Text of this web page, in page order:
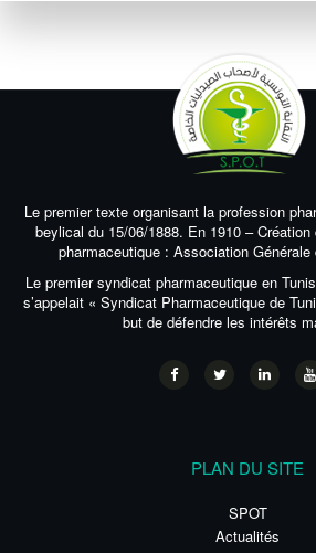
Le premier texte organisant la profession
beylical du 15/06/1888. En 1910 –
pharmaceutique : Association
Le premier syndicat pharmaceutique en
s’appelait « Syndicat Pharmaceutique de
but de défendre les intérêts
PLAN DU SITE
SPOT
Actualités